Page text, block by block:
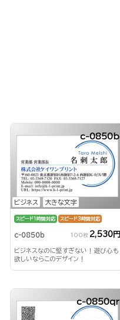
ビジネス 大きな文字
c-0850b
スピード1時間対応 スピード3時間対応
c-0850b 100枚 2,530円
ビジネスなのに堅すぎない！遊び心も
欲しいならこのデザイン！
c-0850qr